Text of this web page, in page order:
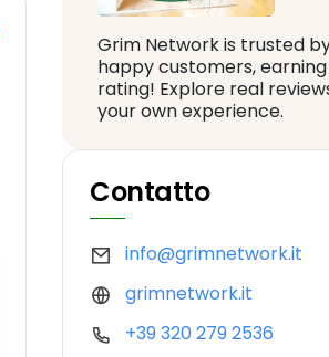
Grim Network is trusted
happy customers,
rating! Explore real
your own experience.
Contatto
info@grimnetwork.it
grimnetwork.it
+39 320 279 2536